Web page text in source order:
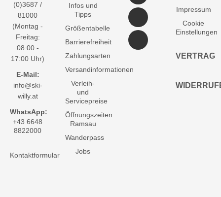
(0)3687 /
81000
(Montag -
Freitag:
08:00 -
17:00 Uhr)
E-Mail:
info@ski-
willy.at
WhatsApp:
+43 6648
8822000
Kontaktformular
Infos und
Tipps
Größentabelle
Barrierefreiheit
Zahlungsarten
Versandinformationen
Verleih-
und
Servicepreise
Öffnungszeiten
Ramsau
Wanderpass
Jobs
Impressum
Cookie
Einstellungen
VERTRAG